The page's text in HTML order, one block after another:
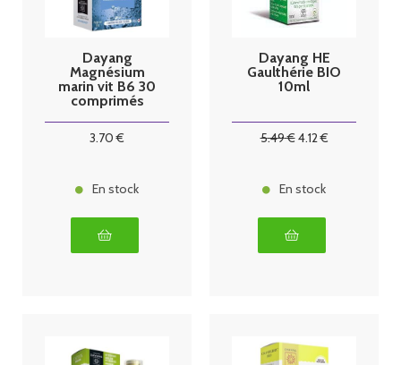
Dayang
Magnésium
marin vit B6 30
comprimés
3.70 €
En stock
Dayang HE
Gaulthérie BIO
10ml
5.49€4.12€
En stock